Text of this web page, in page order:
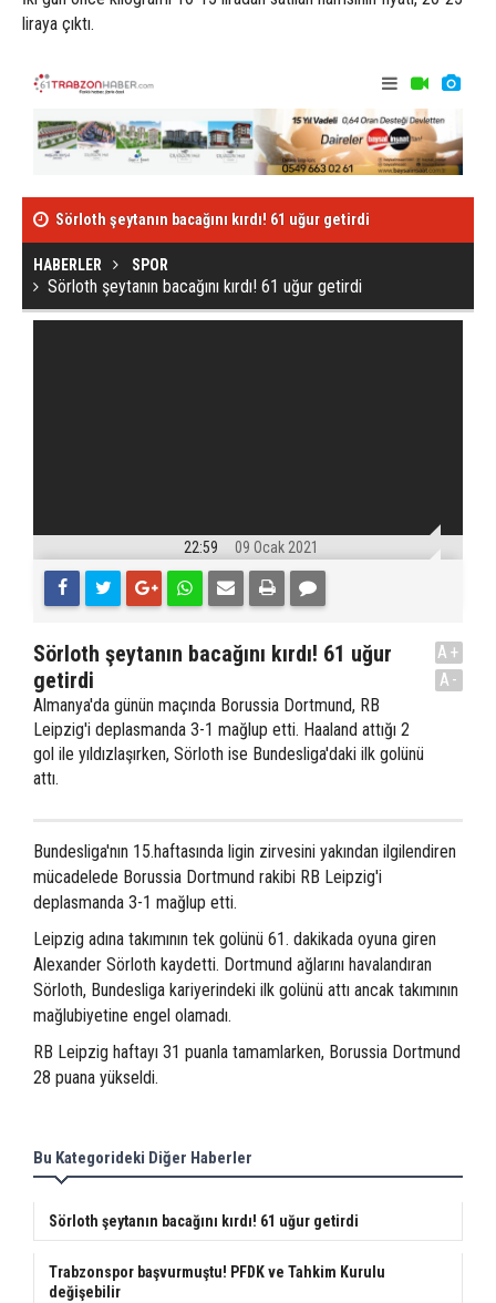
liraya çıktı.
Sörloth şeytanın bacağını kırdı! 61 uğur getirdi
HABERLER SPOR
Sörloth şeytanın bacağını kırdı! 61 uğur getirdi
22:59 09 Ocak 2021
Sörloth şeytanın bacağını kırdı! 61 uğur
getirdi
Almanya'da günün maçında Borussia Dortmund, RB
Leipzig'i deplasmanda 3-1 mağlup etti. Haaland attığı 2
gol ile yıldızlaşırken, Sörloth ise Bundesliga'daki ilk golünü
attı.
A+
A-
Bundesliga'nın 15.haftasında ligin zirvesini yakından ilgilendiren
mücadelede Borussia Dortmund rakibi RB Leipzig'i
deplasmanda 3-1 mağlup etti.
Leipzig adına takımının tek golünü 61. dakikada oyuna giren
Alexander Sörloth kaydetti. Dortmund ağlarını havalandıran
Sörloth, Bundesliga kariyerindeki ilk golünü attı ancak takımının
mağlubiyetine engel olamadı.
RB Leipzig haftayı 31 puanla tamamlarken, Borussia Dortmund
28 puana yükseldi.
Bu Kategorideki Diğer Haberler
Sörloth şeytanın bacağını kırdı! 61 uğur getirdi
Trabzonspor başvurmuştu! PFDK ve Tahkim Kurulu
değişebilir